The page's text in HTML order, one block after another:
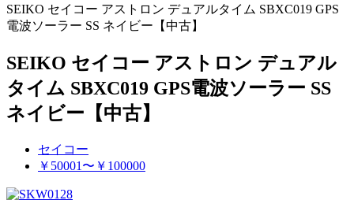
SEIKO セイコー アストロン デュアルタイム SBXC019 GPS
電波ソーラー SS ネイビー【中古】
SEIKO セイコー アストロン デュアル
タイム SBXC019 GPS電波ソーラー SS
ネイビー【中古】
セイコー
￥50001〜￥100000